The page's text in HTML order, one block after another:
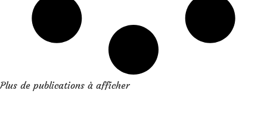
Plus de publications à afficher